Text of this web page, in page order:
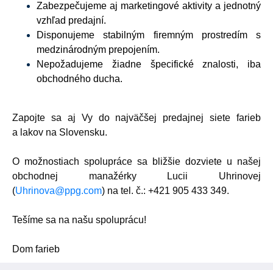
Zabezpečujeme aj marketingové aktivity a jednotný
vzhľad predajní.
Disponujeme stabilným firemným prostredím s
medzinárodným prepojením.
Nepožadujeme žiadne špecifické znalosti, iba
obchodného ducha.
Zapojte sa aj Vy do najväčšej predajnej siete farieb
a lakov na Slovensku.
O možnostiach spolupráce sa bližšie dozviete u našej
obchodnej manažérky Lucii Uhrinovej
(Uhrinova@ppg.com) na tel. č.: +421 905 433 349.
Tešíme sa na našu spoluprácu!
Dom farieb